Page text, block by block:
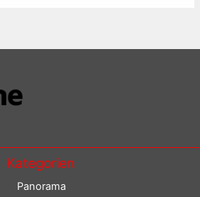
Kategorien
Panorama